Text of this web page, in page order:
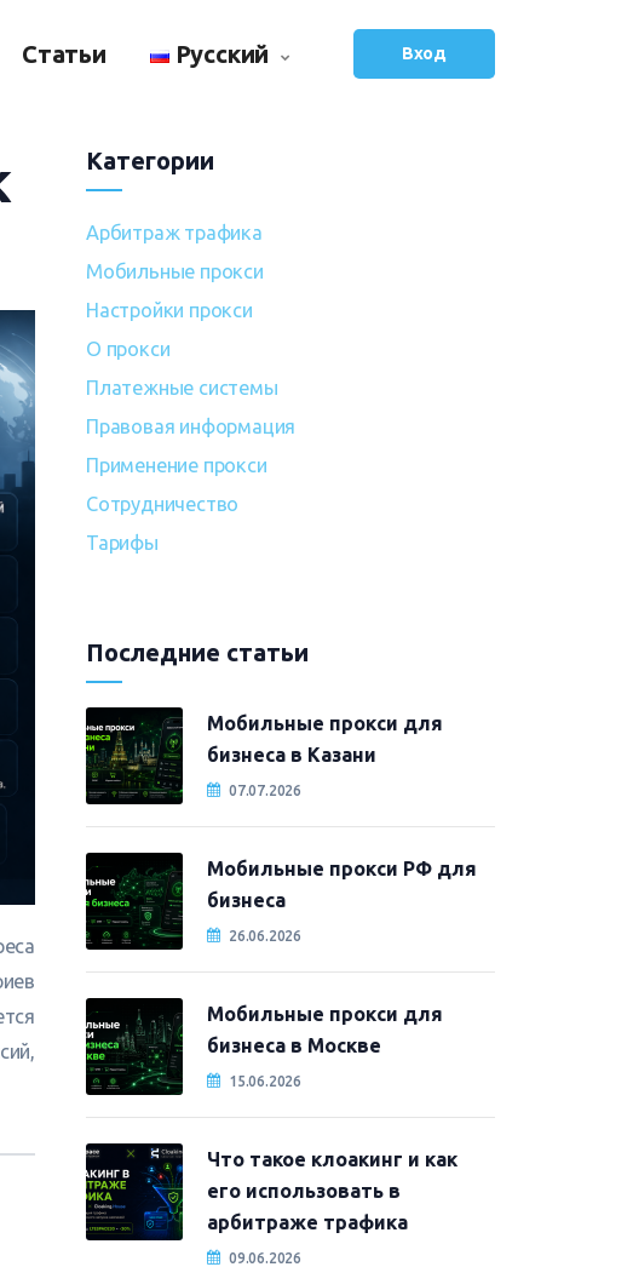
Статьи Русский Вход
Категории
Арбитраж трафика
Мобильные прокси
Настройки прокси
О прокси
Платежные системы
Правовая информация
Применение прокси
Сотрудничество
Тарифы
Последние статьи
Мобильные прокси для
бизнеса в Казани
07.07.2026
Мобильные прокси РФ для
бизнеса
26.06.2026
Мобильные прокси для
бизнеса в Москве
15.06.2026
Что такое клоакинг и как
его использовать в
арбитраже трафика
09.06.2026